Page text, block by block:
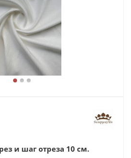
и шаг отреза 10 см.